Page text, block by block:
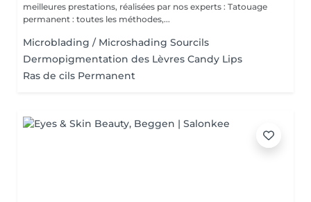
meilleures prestations, réalisées par nos experts : Tatouage
permanent : toutes les méthodes,...
Microblading / Microshading Sourcils
Dermopigmentation des Lèvres Candy Lips
Ras de cils Permanent